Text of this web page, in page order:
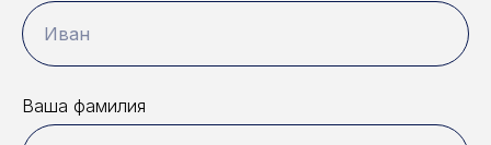
Иван
Ваша фамилия